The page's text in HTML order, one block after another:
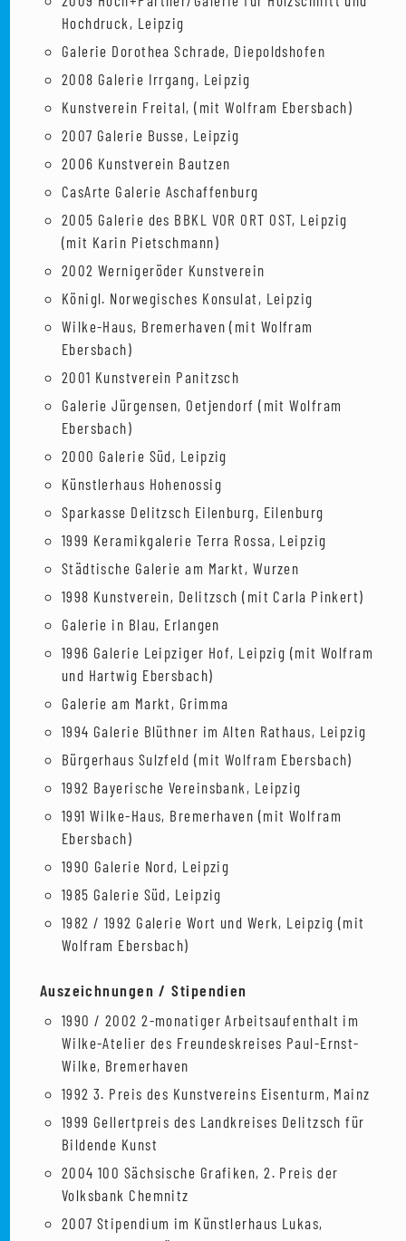
Hochdruck, Leipzig
Galerie Dorothea Schrade, Diepoldshofen
2008 Galerie Irrgang, Leipzig
Kunstverein Freital, (mit Wolfram Ebersbach)
2007 Galerie Busse, Leipzig
2006 Kunstverein Bautzen
CasArte Galerie Aschaffenburg
2005 Galerie des BBKL VOR ORT OST, Leipzig
(mit Karin Pietschmann)
2002 Wernigeröder Kunstverein
Königl. Norwegisches Konsulat, Leipzig
Wilke-Haus, Bremerhaven (mit Wolfram
Ebersbach)
2001 Kunstverein Panitzsch
Galerie Jürgensen, Oetjendorf (mit Wolfram
Ebersbach)
2000 Galerie Süd, Leipzig
Künstlerhaus Hohenossig
Sparkasse Delitzsch Eilenburg, Eilenburg
1999 Keramikgalerie Terra Rossa, Leipzig
Städtische Galerie am Markt, Wurzen
1998 Kunstverein, Delitzsch (mit Carla Pinkert)
Galerie in Blau, Erlangen
1996 Galerie Leipziger Hof, Leipzig (mit Wolfram
und Hartwig Ebersbach)
Galerie am Markt, Grimma
1994 Galerie Blüthner im Alten Rathaus, Leipzig
Bürgerhaus Sulzfeld (mit Wolfram Ebersbach)
1992 Bayerische Vereinsbank, Leipzig
1991 Wilke-Haus, Bremerhaven (mit Wolfram
Ebersbach)
1990 Galerie Nord, Leipzig
1985 Galerie Süd, Leipzig
1982 / 1992 Galerie Wort und Werk, Leipzig (mit
Wolfram Ebersbach)
Auszeichnungen / Stipendien
1990 / 2002 2-monatiger Arbeitsaufenthalt im
Wilke-Atelier des Freundeskreises Paul-Ernst-
Wilke, Bremerhaven
1992 3. Preis des Kunstvereins Eisenturm, Mainz
1999 Gellertpreis des Landkreises Delitzsch für
Bildende Kunst
2004 100 Sächsische Grafiken, 2. Preis der
Volksbank Chemnitz
2007 Stipendium im Künstlerhaus Lukas,